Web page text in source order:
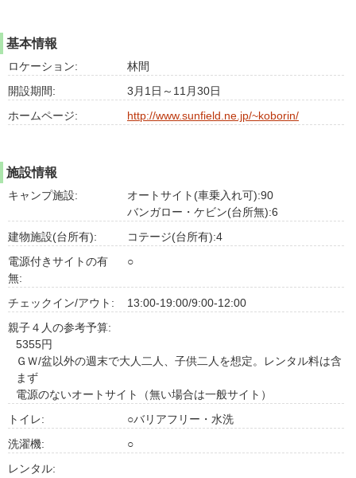
基本情報
ロケーション:
林間
開設期間:
3月1日～11月30日
ホームページ:
http://www.sunfield.ne.jp/~koborin/
施設情報
キャンプ施設:
オートサイト(車乗入れ可):90
バンガロー・ケビン(台所無):6
建物施設(台所有):
コテージ(台所有):4
電源付きサイトの有
無:
○
チェックイン/アウト:
13:00-19:00/9:00-12:00
親子４人の参考予算:
5355円
ＧＷ/盆以外の週末で大人二人、子供二人を想定。レンタル料は含
まず
電源のないオートサイト（無い場合は一般サイト）
トイレ:
○バリアフリー・水洗
洗濯機:
○
レンタル: